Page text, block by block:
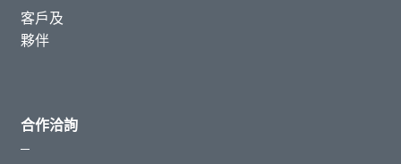
客戶及
夥伴
合作洽詢